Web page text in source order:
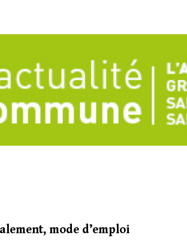
mode d’emploi